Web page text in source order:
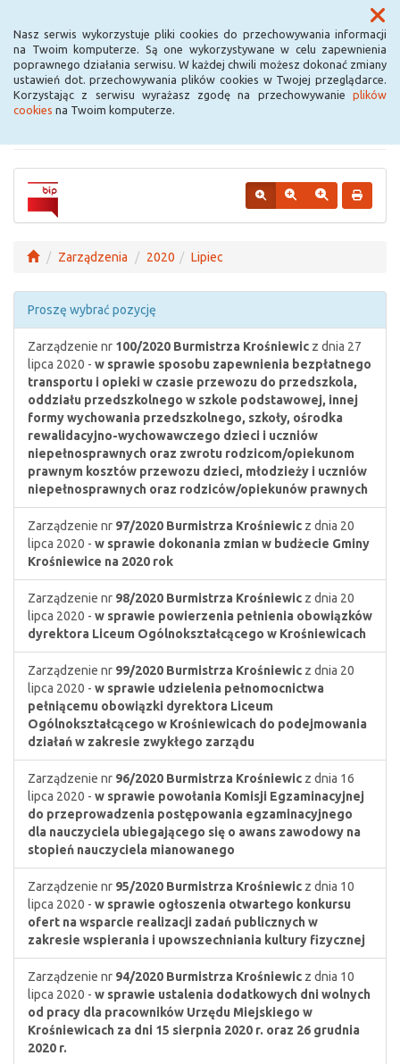
Nasz serwis wykorzystuje pliki cookies do przechowywania informacji
na Twoim komputerze. Są one wykorzystywane w celu zapewnienia
poprawnego działania serwisu. W każdej chwili możesz dokonać zmiany
ustawień dot. przechowywania plików cookies w Twojej przeglądarce.
Korzystając z serwisu wyrażasz zgodę na przechowywanie plików
cookies na Twoim komputerze.
Menu
Urząd Miejski w
Krośniewicach
Zarządzenia 2020 Lipiec
Proszę wybrać pozycję
Zarządzenie nr 100/2020 Burmistrza Krośniewic z dnia 27
lipca 2020 - w sprawie sposobu zapewnienia bezpłatnego
transportu i opieki w czasie przewozu do przedszkola,
oddziału przedszkolnego w szkole podstawowej, innej
formy wychowania przedszkolnego, szkoły, ośrodka
rewalidacyjno-wychowawczego dzieci i uczniów
niepełnosprawnych oraz zwrotu rodzicom/opiekunom
prawnym kosztów przewozu dzieci, młodzieży i uczniów
niepełnosprawnych oraz rodziców/opiekunów prawnych
Zarządzenie nr 97/2020 Burmistrza Krośniewic z dnia 20
lipca 2020 - w sprawie dokonania zmian w budżecie Gminy
Krośniewice na 2020 rok
Zarządzenie nr 98/2020 Burmistrza Krośniewic z dnia 20
lipca 2020 - w sprawie powierzenia pełnienia obowiązków
dyrektora Liceum Ogólnokształcącego w Krośniewicach
Zarządzenie nr 99/2020 Burmistrza Krośniewic z dnia 20
lipca 2020 - w sprawie udzielenia pełnomocnictwa
pełniącemu obowiązki dyrektora Liceum
Ogólnokształcącego w Krośniewicach do podejmowania
działań w zakresie zwykłego zarządu
Zarządzenie nr 96/2020 Burmistrza Krośniewic z dnia 16
lipca 2020 - w sprawie powołania Komisji Egzaminacyjnej
do przeprowadzenia postępowania egzaminacyjnego
dla nauczyciela ubiegającego się o awans zawodowy na
stopień nauczyciela mianowanego
Zarządzenie nr 95/2020 Burmistrza Krośniewic z dnia 10
lipca 2020 - w sprawie ogłoszenia otwartego konkursu
ofert na wsparcie realizacji zadań publicznych w
zakresie wspierania i upowszechniania kultury fizycznej
Zarządzenie nr 94/2020 Burmistrza Krośniewic z dnia 10
lipca 2020 - w sprawie ustalenia dodatkowych dni wolnych
od pracy dla pracowników Urzędu Miejskiego w
Krośniewicach za dni 15 sierpnia 2020 r. oraz 26 grudnia
2020 r.